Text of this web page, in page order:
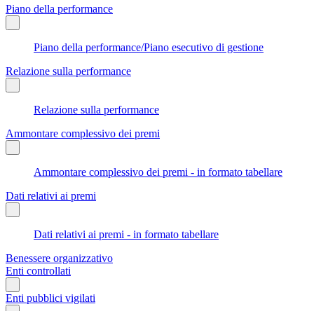
Piano della performance
Piano della performance/Piano esecutivo di gestione
Relazione sulla performance
Relazione sulla performance
Ammontare complessivo dei premi
Ammontare complessivo dei premi - in formato tabellare
Dati relativi ai premi
Dati relativi ai premi - in formato tabellare
Benessere organizzativo
Enti controllati
Enti pubblici vigilati